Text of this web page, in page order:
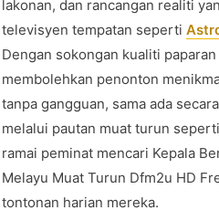
lakonan, dan rancangan realiti
televisyen tempatan seperti
Dengan sokongan kualiti
membolehkan penonton
tanpa gangguan, sama ada
melalui pautan muat turun
ramai peminat mencari Kepala
Melayu Muat Turun Dfm2u HD
tontonan harian mereka.